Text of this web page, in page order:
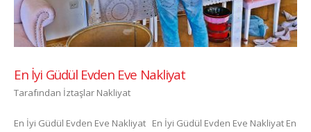
En İyi Güdül Evden Eve Nakliyat
Tarafından İztaşlar Nakliyat
En İyi Güdül Evden Eve Nakliyat En İyi Güdül Evden Eve Nakliyat En